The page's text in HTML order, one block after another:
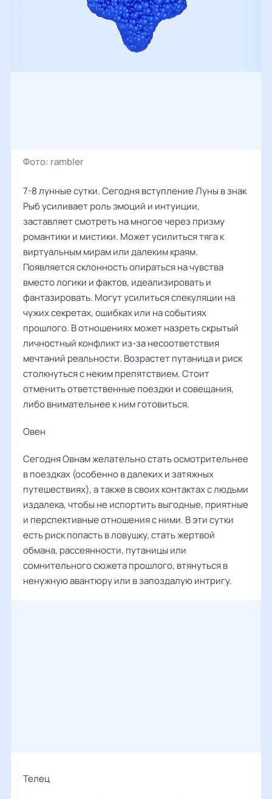
Фото: rambler
7-8 лунные сутки. Сегодня вступление Луны в знак
Рыб усиливает роль эмоций и интуиции,
заставляет смотреть на многое через призму
романтики и мистики. Может усилиться тяга к
виртуальным мирам или далеким краям.
Появляется склонность опираться на чувства
вместо логики и фактов, идеализировать и
фантазировать. Могут усилиться спекуляции на
чужих секретах, ошибках или на событиях
прошлого. В отношениях может назреть скрытый
личностный конфликт из-за несоответствия
мечтаний реальности. Возрастет путаница и риск
столкнуться с неким препятствием. Стоит
отменить ответственные поездки и совещания,
либо внимательнее к ним готовиться.
Овен ‌‌
Сегодня Овнам желательно стать осмотрительнее
в поездках (особенно в далеких и затяжных
путешествиях), а также в своих контактах с людьми
издалека, чтобы не испортить выгодные, приятные
и перспективные отношения с ними. В эти сутки
есть риск попасть в ловушку, стать жертвой
обмана, рассеянности, путаницы или
сомнительного сюжета прошлого, втянуться в
ненужную авантюру или в запоздалую интригу.
Телец